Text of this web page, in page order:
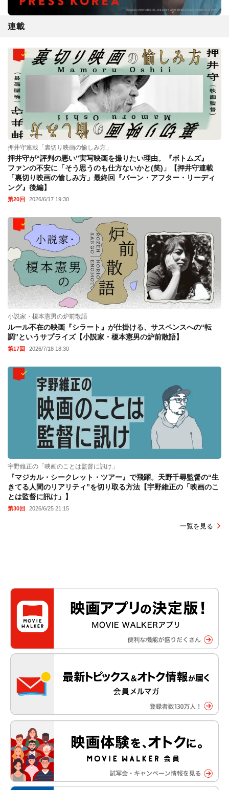
連載
押井守連載「裏切り映画の愉しみ方」
押井守が“評判の悪い”実写映画を撮りたい理由。『ボトムズ』
ファンの不安に「そう思うのも仕方ないかと(笑)」【押井守連載
「裏切り映画の愉しみ方」最終回『バーン・アフター・リーディ
ング』後編】
第20回 2026/6/17 19:30
小説家・榎本憲男の炉前散語
ルール不在の映画『シラート』が仕掛ける、サスペンスへの“転
調”というサプライズ【小説家・榎本憲男の炉前散語】
第17回 2026/7/18 18:30
宇野維正の「映画のことは監督に訊け」
『マジカル・シークレット・ツアー』で飛躍。天野千尋監督の“生
きてる人間のリアリティ”を切り取る方法【宇野維正の「映画のこ
とは監督に訊け」】
第30回 2026/6/25 21:15
一覧を見る